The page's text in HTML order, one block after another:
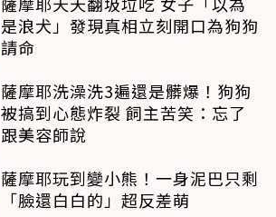
是浪犬」發現真相立刻開口為狗狗
請命
薩摩耶洗澡洗3遍還是髒爆！狗狗
被搞到心態炸裂 飼主苦笑：忘了
跟美容師說
薩摩耶玩到變小熊！一身泥巴只剩
「臉還白白的」超反差萌